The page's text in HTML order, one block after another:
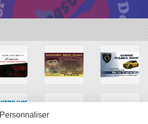
Personnaliser